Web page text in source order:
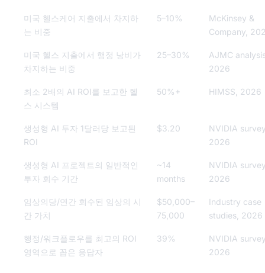
미국 헬스케어 지출에서 차지하
는 비중
5–10%
McKinsey &
Company,
미국 헬스 지출에서 행정 낭비가
차지하는 비중
25–30%
AJMC
2026
최소 2배의 AI ROI를 보고한 헬
스 시스템
50%+ HIMSS, 2026
생성형 AI 투자 1달러당 보고된
ROI
$3.20
NVIDIA
2026
생성형 AI 프로젝트의 일반적인
투자 회수 기간
~14
months
NVIDIA
2026
임상의당/연간 회수된 임상의 시
간 가치
$50,000–
75,000
Industry case
studies, 2026
행정/워크플로우를 최고의 ROI
영역으로 꼽은 응답자
39%
NVIDIA
2026